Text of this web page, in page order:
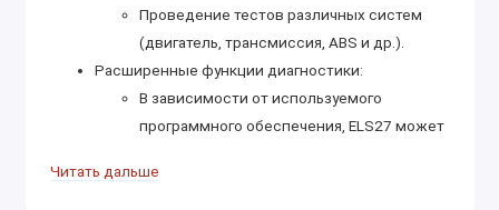
Проведение тестов различных систем
(двигатель, трансмиссия, ABS и др.).
Расширенные функции диагностики:
В зависимости от используемого
программного обеспечения, ELS27 может
диагностики для определенных марок и
Читать дальше